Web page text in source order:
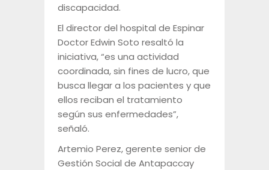
discapacidad.
El director del hospital de Espinar
Doctor Edwin Soto resaltó la
iniciativa, “es una actividad
coordinada, sin fines de lucro, que
busca llegar a los pacientes y que
ellos reciban el tratamiento
según sus enfermedades”,
señaló.
Artemio Perez, gerente senior de
Gestión Social de Antapaccay